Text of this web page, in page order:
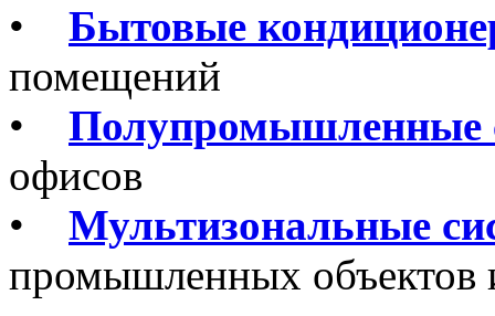
• Бытовые
помещений
• Полупромышленные
офисов
• Мультизональные
промышленных объектов